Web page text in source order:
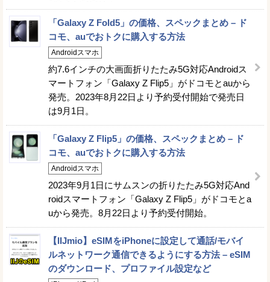
「Galaxy Z Fold5」の価格、スペックまとめ – ド
コモ、auでおトクに購入する方法
Androidスマホ
約7.6インチの大画面折りたたみ5G対応Androidス
マートフォン「Galaxy Z Flip5」がドコモとauから
発売。2023年8月22日より予約受付開始で発売日
は9月1日。
「Galaxy Z Flip5」の価格、スペックまとめ – ド
コモ、auでおトクに購入する方法
Androidスマホ
2023年9月1日にサムスンの折りたたみ5G対応And
roidスマートフォン「Galaxy Z Flip5」がドコモとa
uから発売。8月22日より予約受付開始。
【IIJmio】eSIMをiPhoneに設定して通話/モバイ
ルネットワーク通信できるようにする方法 – eSIM
のダウンロード、プロファイル設定など